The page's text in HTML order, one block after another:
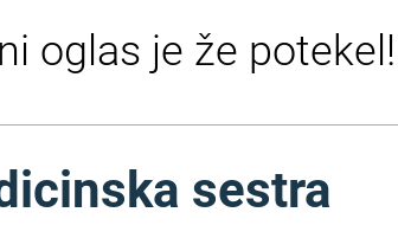
oglas je že potekel!
sestra